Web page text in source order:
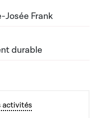
Josée Frank
durable
activités